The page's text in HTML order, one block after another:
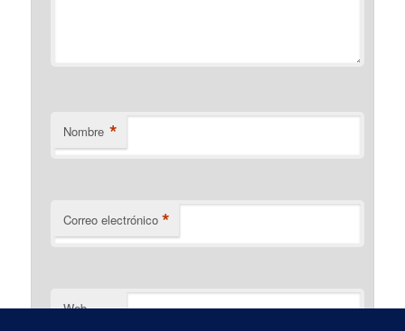
Nombre *
Correo electrónico *
Web